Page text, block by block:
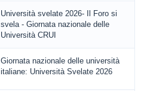
Università svelate 2026- Il Foro si
svela - Giornata nazionale delle
Università CRUI
Giornata nazionale delle università
italiane: Università Svelate 2026